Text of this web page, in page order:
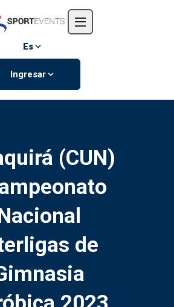
Eventos
Es
Ingresar
(CUN)
de